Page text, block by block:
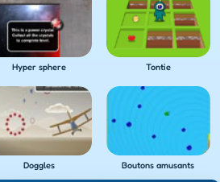
Hyper sphere Tontie
Doggles Boutons amusants